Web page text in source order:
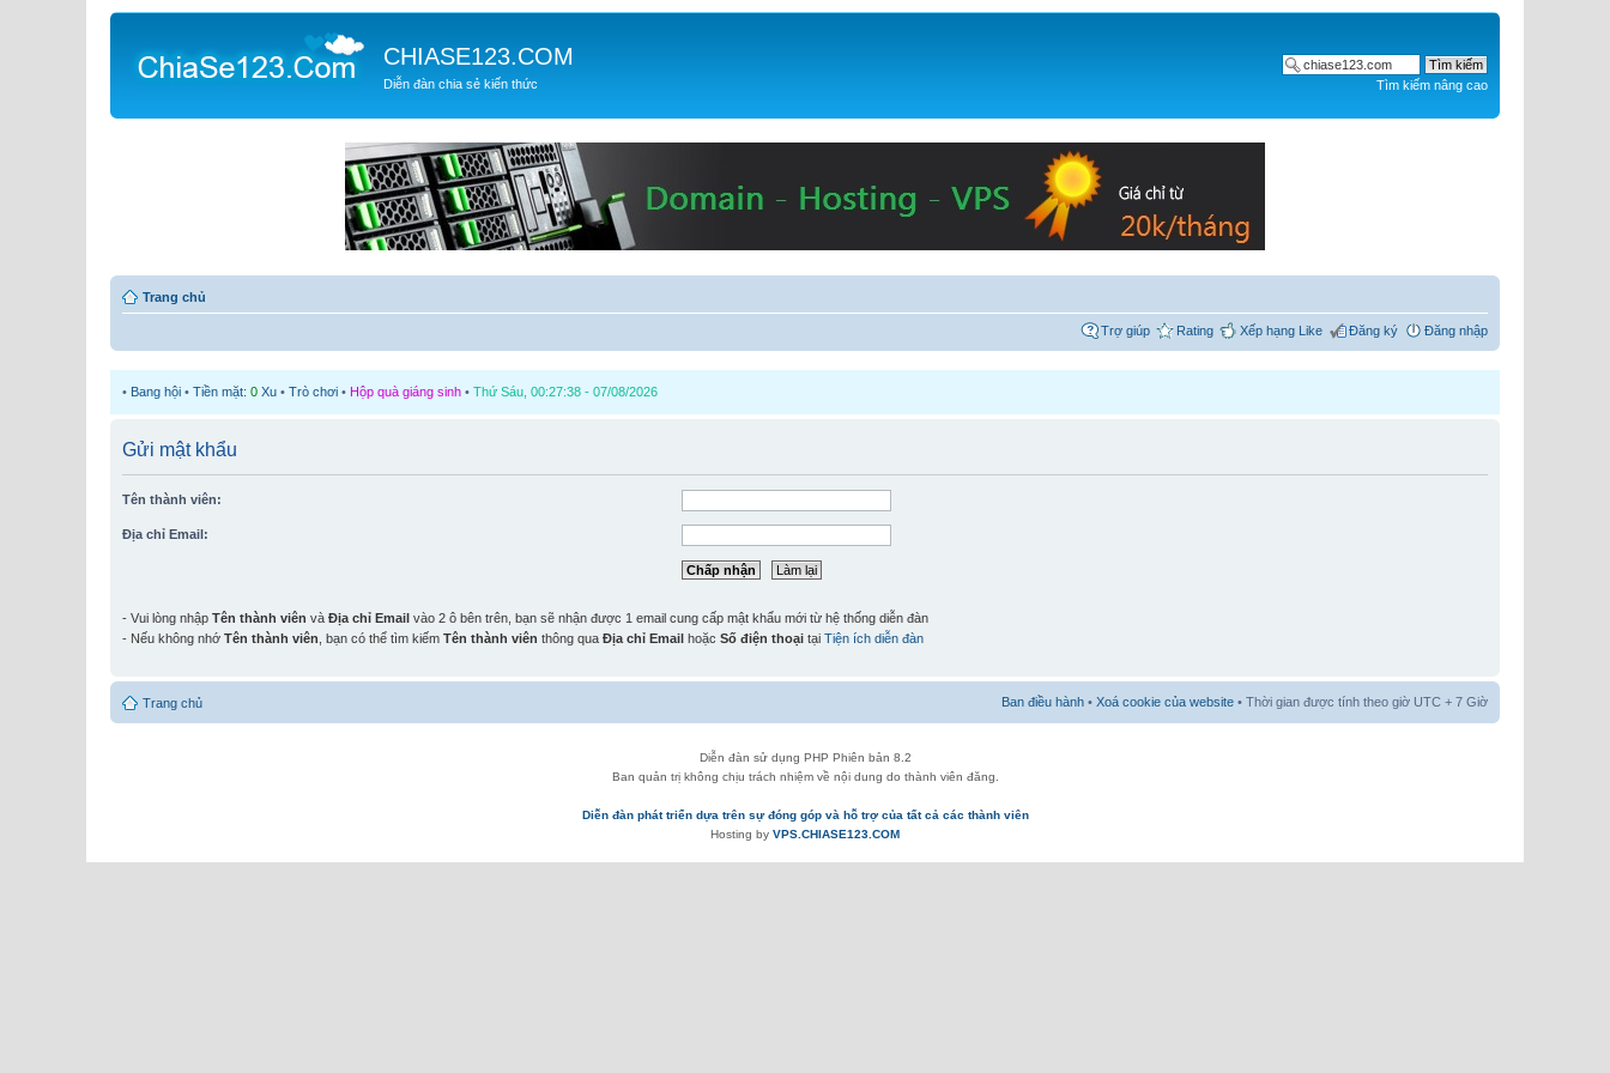
CHIASE123.COM
Diễn đàn chia sẻ kiến thức Tìm kiếm nâng cao
Trang chủ
Trợ giúp Rating Xếp hạng Like Đăng ký Đăng nhập
• Bang hội • Tiền mặt: 0 Xu • Trò chơi • Hộp quà giáng sinh • Thứ Sáu, 00:27:38 - 07/08/2026
Gửi mật khẩu
Tên thành viên:
Địa chỉ Email:
- Vui lòng nhập Tên thành viên và Địa chỉ Email vào 2 ô bên trên, bạn sẽ nhận được 1 email cung cấp mật khẩu mới từ hệ thống diễn đàn
- Nếu không nhớ Tên thành viên , bạn có thể tìm kiếm Tên thành viên thông qua Địa chỉ Email hoặc Số điện thoại tại Tiện ích diễn đàn
Trang chủ Ban điều hành • Xoá cookie của website • Thời gian được tính theo giờ UTC + 7 Giờ
Diễn đàn sử dụng PHP Phiên bản 8.2
Ban quản trị không chịu trách nhiệm về nội dung do thành viên đăng.
Diễn đàn phát triển dựa trên sự đóng góp và hỗ trợ của tất cả các thành viên
Hosting by VPS.CHIASE123.COM